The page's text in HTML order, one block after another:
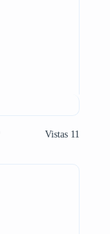
Vistas 11